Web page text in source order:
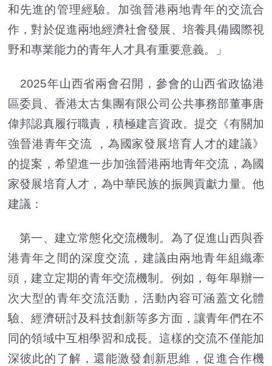
和先進的管理經驗。加強晉港兩地青年的交流合
作，對於促進兩地經濟社會發展、培養具備國際視
野和專業能力的青年人才具有重要意義。」
2025年山西省兩會召開，參會的山西省政協港
區委員、香港太古集團有限公司公共事務部董事唐
偉邦認真履行職責，積極建言資政。提交《有關加
強晉港青年交流 ，為國家發展培育人才的建議》
的提案，希望進一步加強晉港兩地青年交流，為國
家發展培育人才，為中華民族的振興貢獻力量。他
建議：
第一、建立常態化交流機制。為了促進山西與香
港青年之間的深度交流，建議由兩地青年組織牽
頭，建立定期的青年交流機制。例如，每年舉辦一
次大型的青年交流活動，活動內容可涵蓋文化體
驗、經濟研討及科技創新等多方面，讓青年們在不
同的領域中互相學習和成長。這樣的交流不僅能加
深彼此的了解，還能激發創新思維，促進合作機